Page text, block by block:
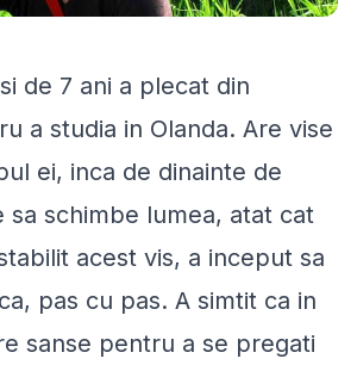
de 7 ani a plecat din
a studia in Olanda. Are vise
ei, inca de dinainte de
sa schimbe lumea, atat cat
acest vis, a inceput sa
pas cu pas. A simtit ca in
sanse pentru a se pregati